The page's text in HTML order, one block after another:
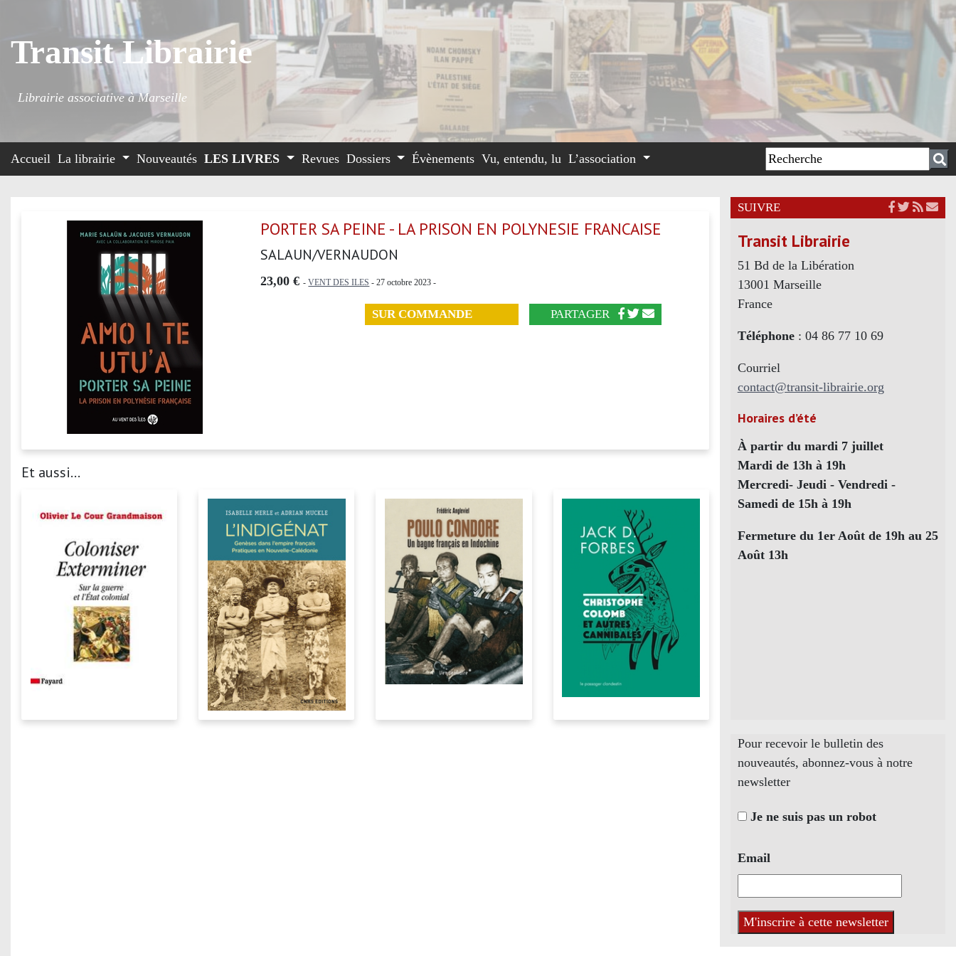
Transit Librairie
Librairie associative à Marseille
Accueil La librairie Nouveautés LES LIVRES Revues Dossiers Évènements Vu, entendu, lu L’association
PORTER SA PEINE - LA PRISON EN POLYNESIE FRANCAISE
SALAUN/VERNAUDON
23,00 € -VENT DES ILES - 27 octobre 2023 -
SUR COMMANDE PARTAGER
Et aussi...
SUIVRE
Transit Librairie
51 Bd de la Libération
13001 Marseille
France
Téléphone: 04 86 77 10 69
Courriel
contact@transit-librairie.org
Horaires d’été
À partir du mardi 7 juillet
Mardi de 13h à 19h
Mercredi- Jeudi - Vendredi -
Samedi de 15h à 19h
Fermeture du 1er Août de 19h au 25
Août 13h
Pour recevoir le bulletin des
nouveautés, abonnez-vous à notre
newsletter
Je ne suis pas un robot
Email